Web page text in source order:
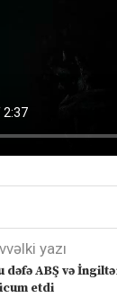
yazı
dəfə ABŞ və
etdi